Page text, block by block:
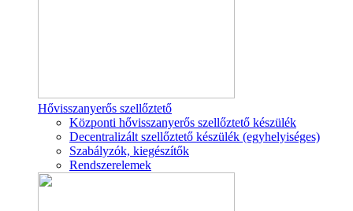
Hővisszanyerős szellőztető
Központi hővisszanyerős szellőztető készülék
Decentralizált szellőztető készülék (egyhelyiséges)
Szabályzók, kiegészítők
Rendszerelemek